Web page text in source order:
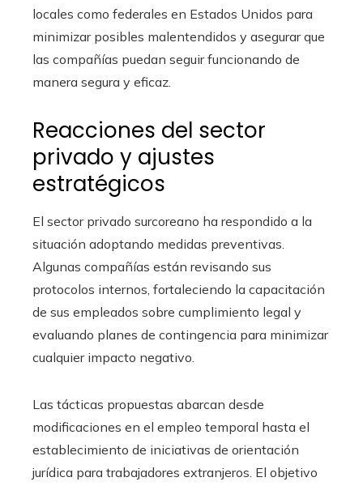
locales como federales en Estados Unidos para
minimizar posibles malentendidos y asegurar que
las compañías puedan seguir funcionando de
manera segura y eficaz.
Reacciones del sector
privado y ajustes
estratégicos
El sector privado surcoreano ha respondido a la
situación adoptando medidas preventivas.
Algunas compañías están revisando sus
protocolos internos, fortaleciendo la capacitación
de sus empleados sobre cumplimiento legal y
evaluando planes de contingencia para minimizar
cualquier impacto negativo.
Las tácticas propuestas abarcan desde
modificaciones en el empleo temporal hasta el
establecimiento de iniciativas de orientación
jurídica para trabajadores extranjeros. El objetivo